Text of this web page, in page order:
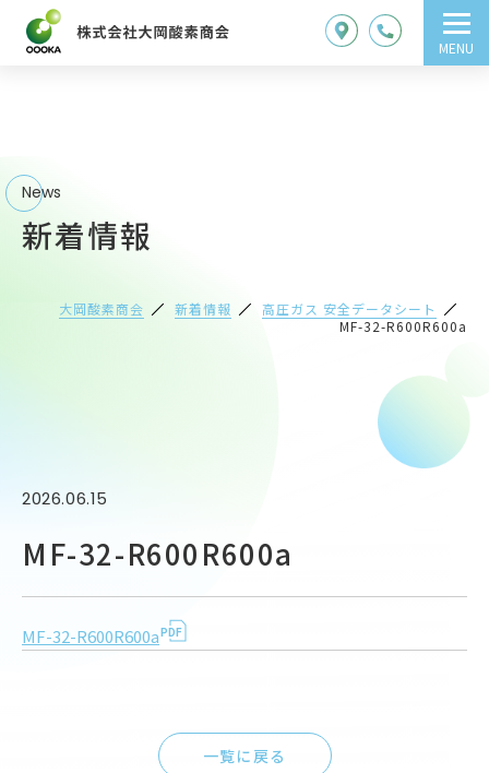
MENU
News
新着情報
大岡酸素商会 新着情報
高圧ガス 安全データシート
MF-32-R600R600a
2026.06.15
MF-32-R600R600a
MF-32-R600R600a
一覧に戻る